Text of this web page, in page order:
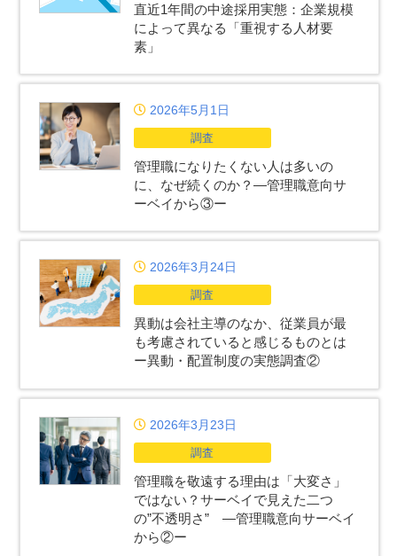
直近1年間の中途採用実態：企業規模
によって異なる「重視する人材要
素」
2026年5月1日
調査
管理職になりたくない人は多いの
に、なぜ続くのか？―管理職意向サ
ーベイから③ー
2026年3月24日
調査
異動は会社主導のなか、従業員が最
も考慮されていると感じるものとは
ー異動・配置制度の実態調査②
2026年3月23日
調査
管理職を敬遠する理由は「大変さ」
ではない？サーベイで見えた二つ
の”不透明さ” ―管理職意向サーベイ
から②ー